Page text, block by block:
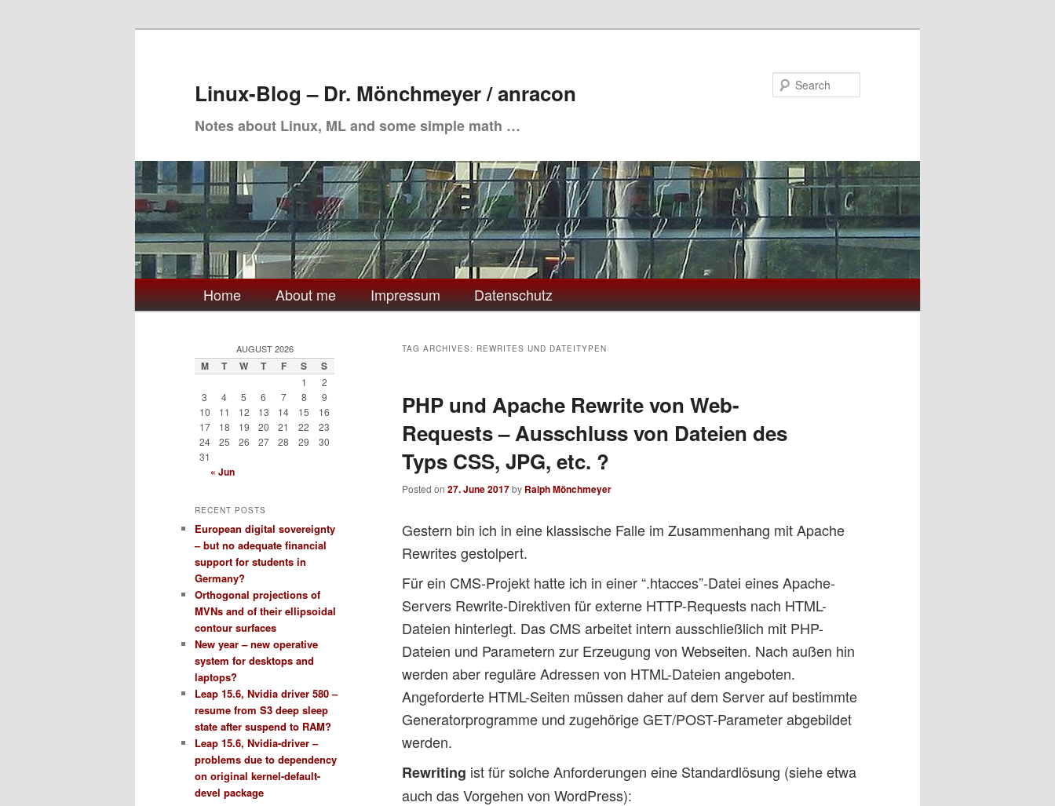
Linux-Blog – Dr. Mönchmeyer / anracon
Notes about Linux, ML and some simple math …
Main
menu
Home About me Impressum Datenschutz
TAG ARCHIVES: REWRITES UND DATEITYPEN
PHP und Apache Rewrite von Web-
Requests – Ausschluss von Dateien des
Typs CSS, JPG, etc. ?
Posted on 27. June 2017by Ralph Mönchmeyer
Gestern bin ich in eine klassische Falle im Zusammenhang mit Apache
Rewrites gestolpert.
Für ein CMS-Projekt hatte ich in einer “.htacces”-Datei eines Apache-
Servers Rewrite-Direktiven für externe HTTP-Requests nach HTML-
Dateien hinterlegt. Das CMS arbeitet intern ausschließlich mit PHP-
Dateien und Parametern zur Erzeugung von Webseiten. Nach außen hin
werden aber reguläre Adressen von HTML-Dateien angeboten.
Angeforderte HTML-Seiten müssen daher auf dem Server auf bestimmte
Generatorprogramme und zugehörige GET/POST-Parameter abgebildet
werden.
Rewriting ist für solche Anforderungen eine Standardlösung (siehe etwa
auch das Vorgehen von WordPress):
AUGUST 2026
M T W T F S S
1
2
3
4 5 6 7 8
9
10
11 12 13 14 15
16
17
18 19 20 21 22
23
24
25 26 27 28 29
30
31
« Jun
RECENT POSTS
European digital sovereignty
– but no adequate financial
support for students in
Germany?
Orthogonal projections of
MVNs and of their ellipsoidal
contour surfaces
New year – new operative
system for desktops and
laptops?
Leap 15.6, Nvidia driver 580 –
resume from S3 deep sleep
state after suspend to RAM?
Leap 15.6, Nvidia-driver –
problems due to dependency
on original kernel-default-
devel package